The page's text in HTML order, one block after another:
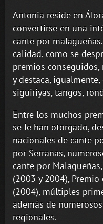
Antonia reside en
convertirse en una
cante por
calidad, como se
premios
y destaca,
siguiriyas, tangos,
Entre los muchos
se le han otorgado,
nacionales de cante
por Serranas,
cante por
(2003 y 2004),
(2004), múltiples
además de
regionales.